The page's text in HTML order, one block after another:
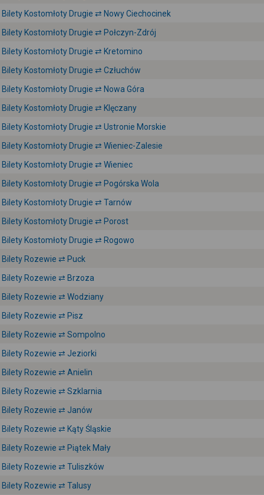
Bilety Kostomłoty Drugie ⇄ Nowy Ciechocinek
Bilety Kostomłoty Drugie ⇄ Połczyn-Zdrój
Bilety Kostomłoty Drugie ⇄ Kretomino
Bilety Kostomłoty Drugie ⇄ Człuchów
Bilety Kostomłoty Drugie ⇄ Nowa Góra
Bilety Kostomłoty Drugie ⇄ Klęczany
Bilety Kostomłoty Drugie ⇄ Ustronie Morskie
Bilety Kostomłoty Drugie ⇄ Wieniec-Zalesie
Bilety Kostomłoty Drugie ⇄ Wieniec
Bilety Kostomłoty Drugie ⇄ Pogórska Wola
Bilety Kostomłoty Drugie ⇄ Tarnów
Bilety Kostomłoty Drugie ⇄ Porost
Bilety Kostomłoty Drugie ⇄ Rogowo
Bilety Rozewie ⇄ Puck
Bilety Rozewie ⇄ Brzoza
Bilety Rozewie ⇄ Wodziany
Bilety Rozewie ⇄ Pisz
Bilety Rozewie ⇄ Sompolno
Bilety Rozewie ⇄ Jeziorki
Bilety Rozewie ⇄ Anielin
Bilety Rozewie ⇄ Szklarnia
Bilety Rozewie ⇄ Janów
Bilety Rozewie ⇄ Kąty Śląskie
Bilety Rozewie ⇄ Piątek Mały
Bilety Rozewie ⇄ Tuliszków
Bilety Rozewie ⇄ Talusy